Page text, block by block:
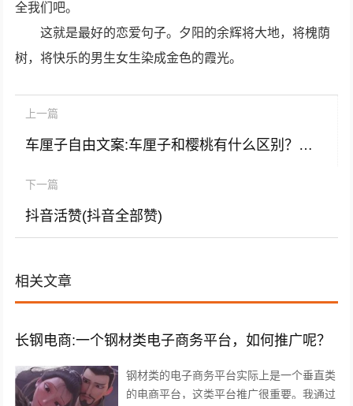
全我们吧。
这就是最好的恋爱句子。夕阳的余辉将大地，将槐荫
树，将快乐的男生女生染成金色的霞光。
上一篇
车厘子自由文案:车厘子和樱桃有什么区别？是同一种水果吗？
下一篇
抖音活赞(抖音全部赞)
相关文章
长钢电商:一个钢材类电子商务平台，如何推广呢？
钢材类的电子商务平台实际上是一个垂直类
的电商平台，这类平台推广很重要。我通过